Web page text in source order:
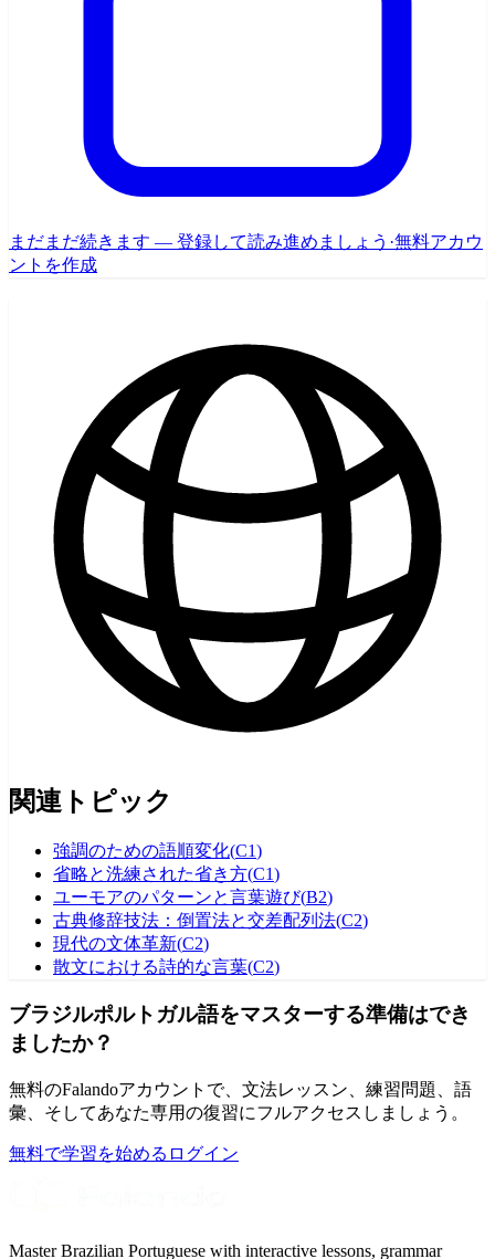
まだまだ続きます — 登録して読み進めましょう ·無料アカウ
ントを作成
関連トピック
強調のための語順変化(C1)
省略と洗練された省き方(C1)
ユーモアのパターンと言葉遊び(B2)
古典修辞技法：倒置法と交差配列法(C2)
現代の文体革新(C2)
散文における詩的な言葉(C2)
ブラジルポルトガル語をマスターする準備はでき
ましたか？
無料のFalandoアカウントで、文法レッスン、練習問題、語
彙、そしてあなた専用の復習にフルアクセスしましょう。
無料で学習を始める ログイン
Master Brazilian Portuguese with interactive lessons, grammar